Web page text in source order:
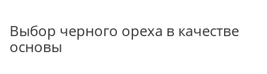
Выбор черного ореха в качестве
основы